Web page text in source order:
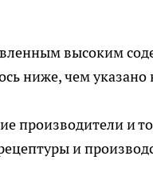
высоким
ниже, чем указано
производители и
и